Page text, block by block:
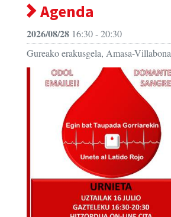
Agenda
2026/08/28 16:30 - 20:30
Gureako erakusgela, Amasa-Villabona